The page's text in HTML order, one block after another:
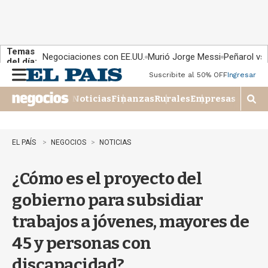
Temas
del día: Negociaciones con EE.UU. Murió Jorge Messi Peñarol
n
u
Suscribite al 50% OFFIngresar
NoticiasFinanzasRuralesEmpresas
M
o
EL PAÍS NEGOCIOS NOTICIAS
¿Cómo es el proyecto del
gobierno para subsidiar
trabajos a jóvenes, mayores de
45 y personas con